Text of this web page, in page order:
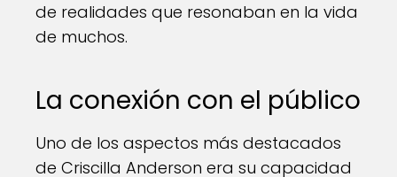
de realidades que resonaban en la vida
de muchos.
La conexión con el público
Uno de los aspectos más destacados
de Criscilla Anderson era su capacidad